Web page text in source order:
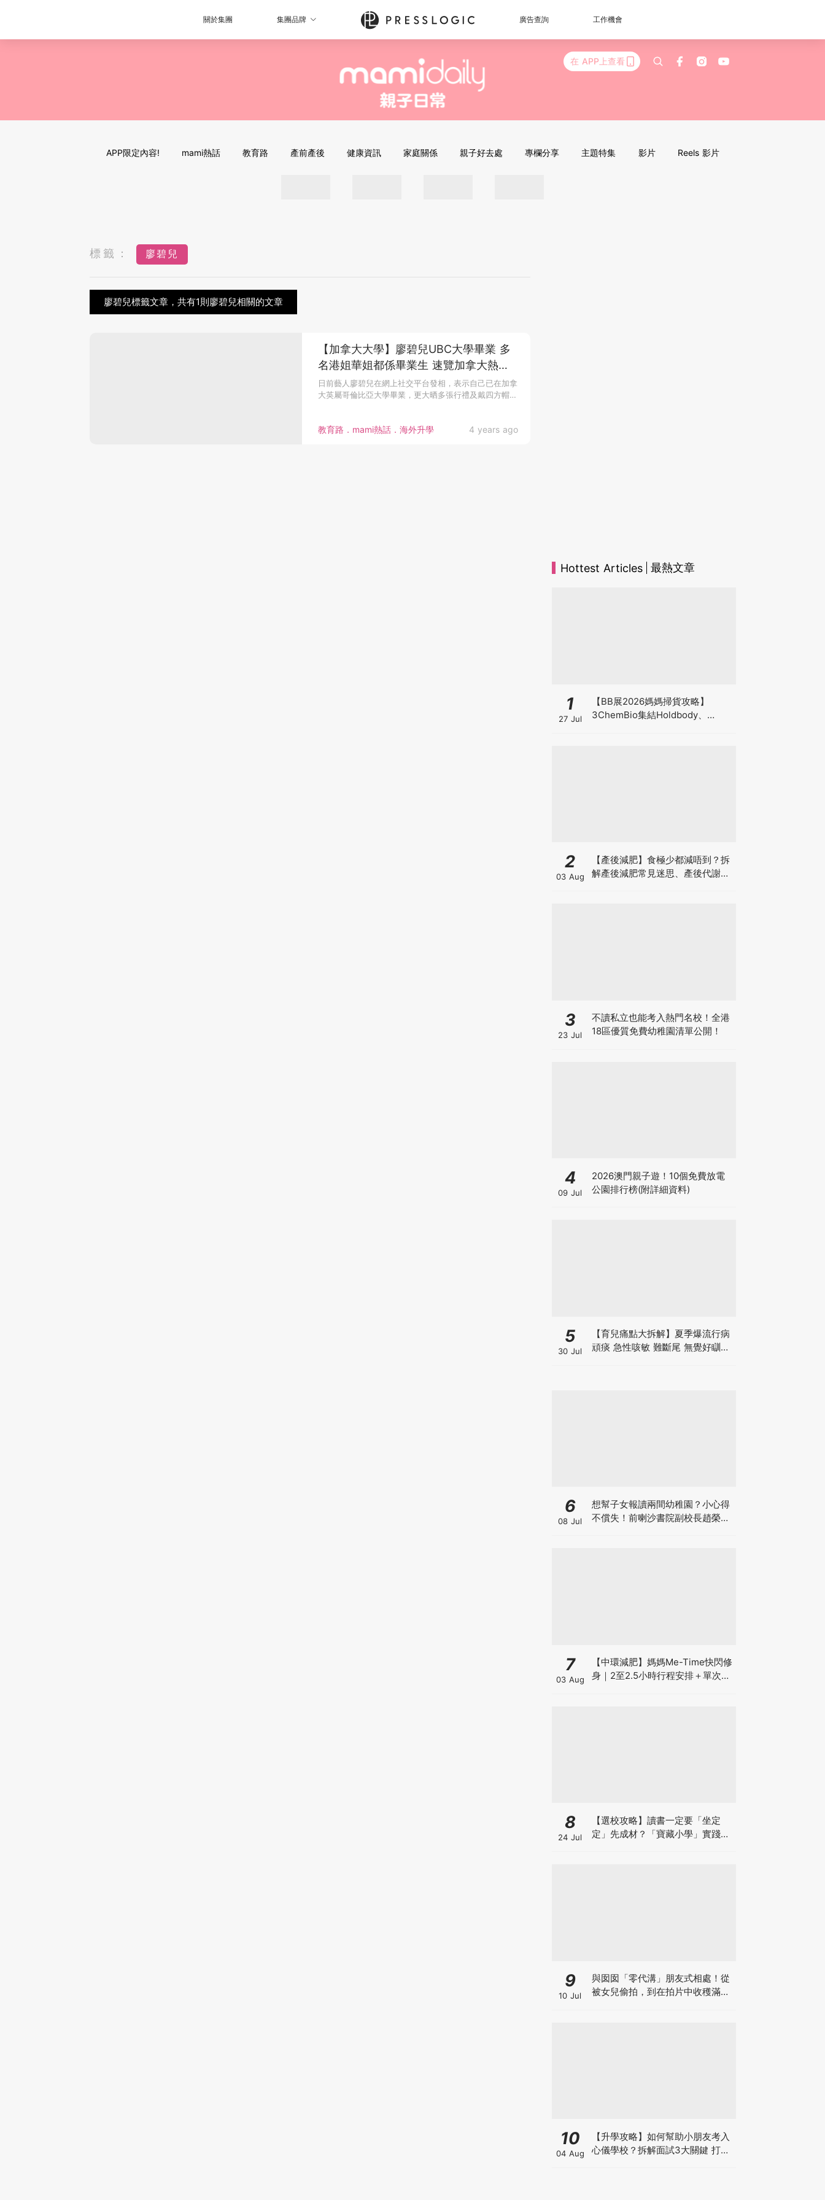
關於集團 集團品牌 廣告查詢 工作機會
在 APP上查看
APP限定內容! mami熱話 教育路 產前產後 健康資訊 家庭關係 親子好去處 專欄分享 主題特集 影片 Reels 影片
標籤： 廖碧兒
廖碧兒標籤文章，共有1則廖碧兒相關的文章
教育路．mami熱話．海外升學 4 years ago
【加拿大大學】廖碧兒UBC大學畢業 多
名港姐華姐都係畢業生 速覽加拿大熱門
大學 包括朱千雪母校！
日前藝人廖碧兒在網上社交平台發相，表示自己已在加拿
大英屬哥倫比亞大學畢業，更大晒多張行禮及戴四方帽
Hottest Articles 最熱文章
1
27 Jul
【BB展2026媽媽掃貨攻略】
3ChemBio集結Holdbody、
2
03 Aug
【產後減肥】食極少都減唔到？拆
解產後減肥常見迷思、產後代謝、
3
23 Jul
不讀私立也能考入熱門名校！全港
18區優質免費幼稚園清單公開！
4
09 Jul
2026澳門親子遊！10個免費放電
公園排行榜(附詳細資料)
5
30 Jul
【育兒痛點大拆解】夏季爆流行病
頑痰 急性咳敏 難斷尾 無覺好瞓？
6
08 Jul
想幫子女報讀兩間幼稚園？小心得
不償失！前喇沙書院副校長趙榮
7
03 Aug
【中環減肥】媽媽Me-Time快閃修
身｜2至2.5小時行程安排＋單次收
8
24 Jul
【選校攻略】讀書一定要「坐定
定」先成材？「寶藏小學」實踐動
9
10 Jul
與囡囡「零代溝」朋友式相處！從
被女兒偷拍，到在拍片中收穫滿足
10
04 Aug
【升學攻略】如何幫助小朋友考入
心儀學校？拆解面試3大關鍵 打好